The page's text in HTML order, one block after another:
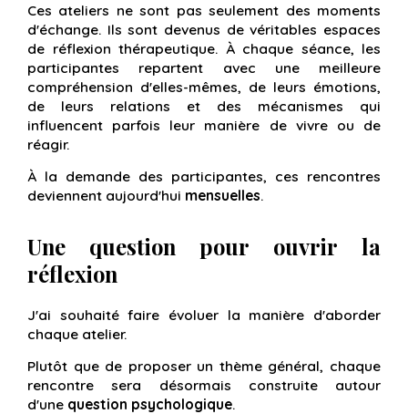
Ces ateliers ne sont pas seulement des moments
d'échange. Ils sont devenus de véritables espaces
de réflexion thérapeutique. À chaque séance, les
participantes repartent avec une meilleure
compréhension d'elles-mêmes, de leurs émotions,
de leurs relations et des mécanismes qui
influencent parfois leur manière de vivre ou de
réagir.
À la demande des participantes, ces rencontres
deviennent aujourd'hui mensuelles.
Une question pour ouvrir la
réflexion
J'ai souhaité faire évoluer la manière d'aborder
chaque atelier.
Plutôt que de proposer un thème général, chaque
rencontre sera désormais construite autour
d'une question psychologique.